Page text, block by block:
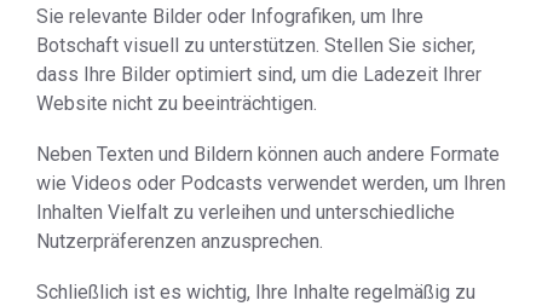
Sie relevante Bilder oder Infografiken, um Ihre
Botschaft visuell zu unterstützen. Stellen Sie sicher,
dass Ihre Bilder optimiert sind, um die Ladezeit Ihrer
Website nicht zu beeinträchtigen.
Neben Texten und Bildern können auch andere Formate
wie Videos oder Podcasts verwendet werden, um Ihren
Inhalten Vielfalt zu verleihen und unterschiedliche
Nutzerpräferenzen anzusprechen.
Schließlich ist es wichtig, Ihre Inhalte regelmäßig zu